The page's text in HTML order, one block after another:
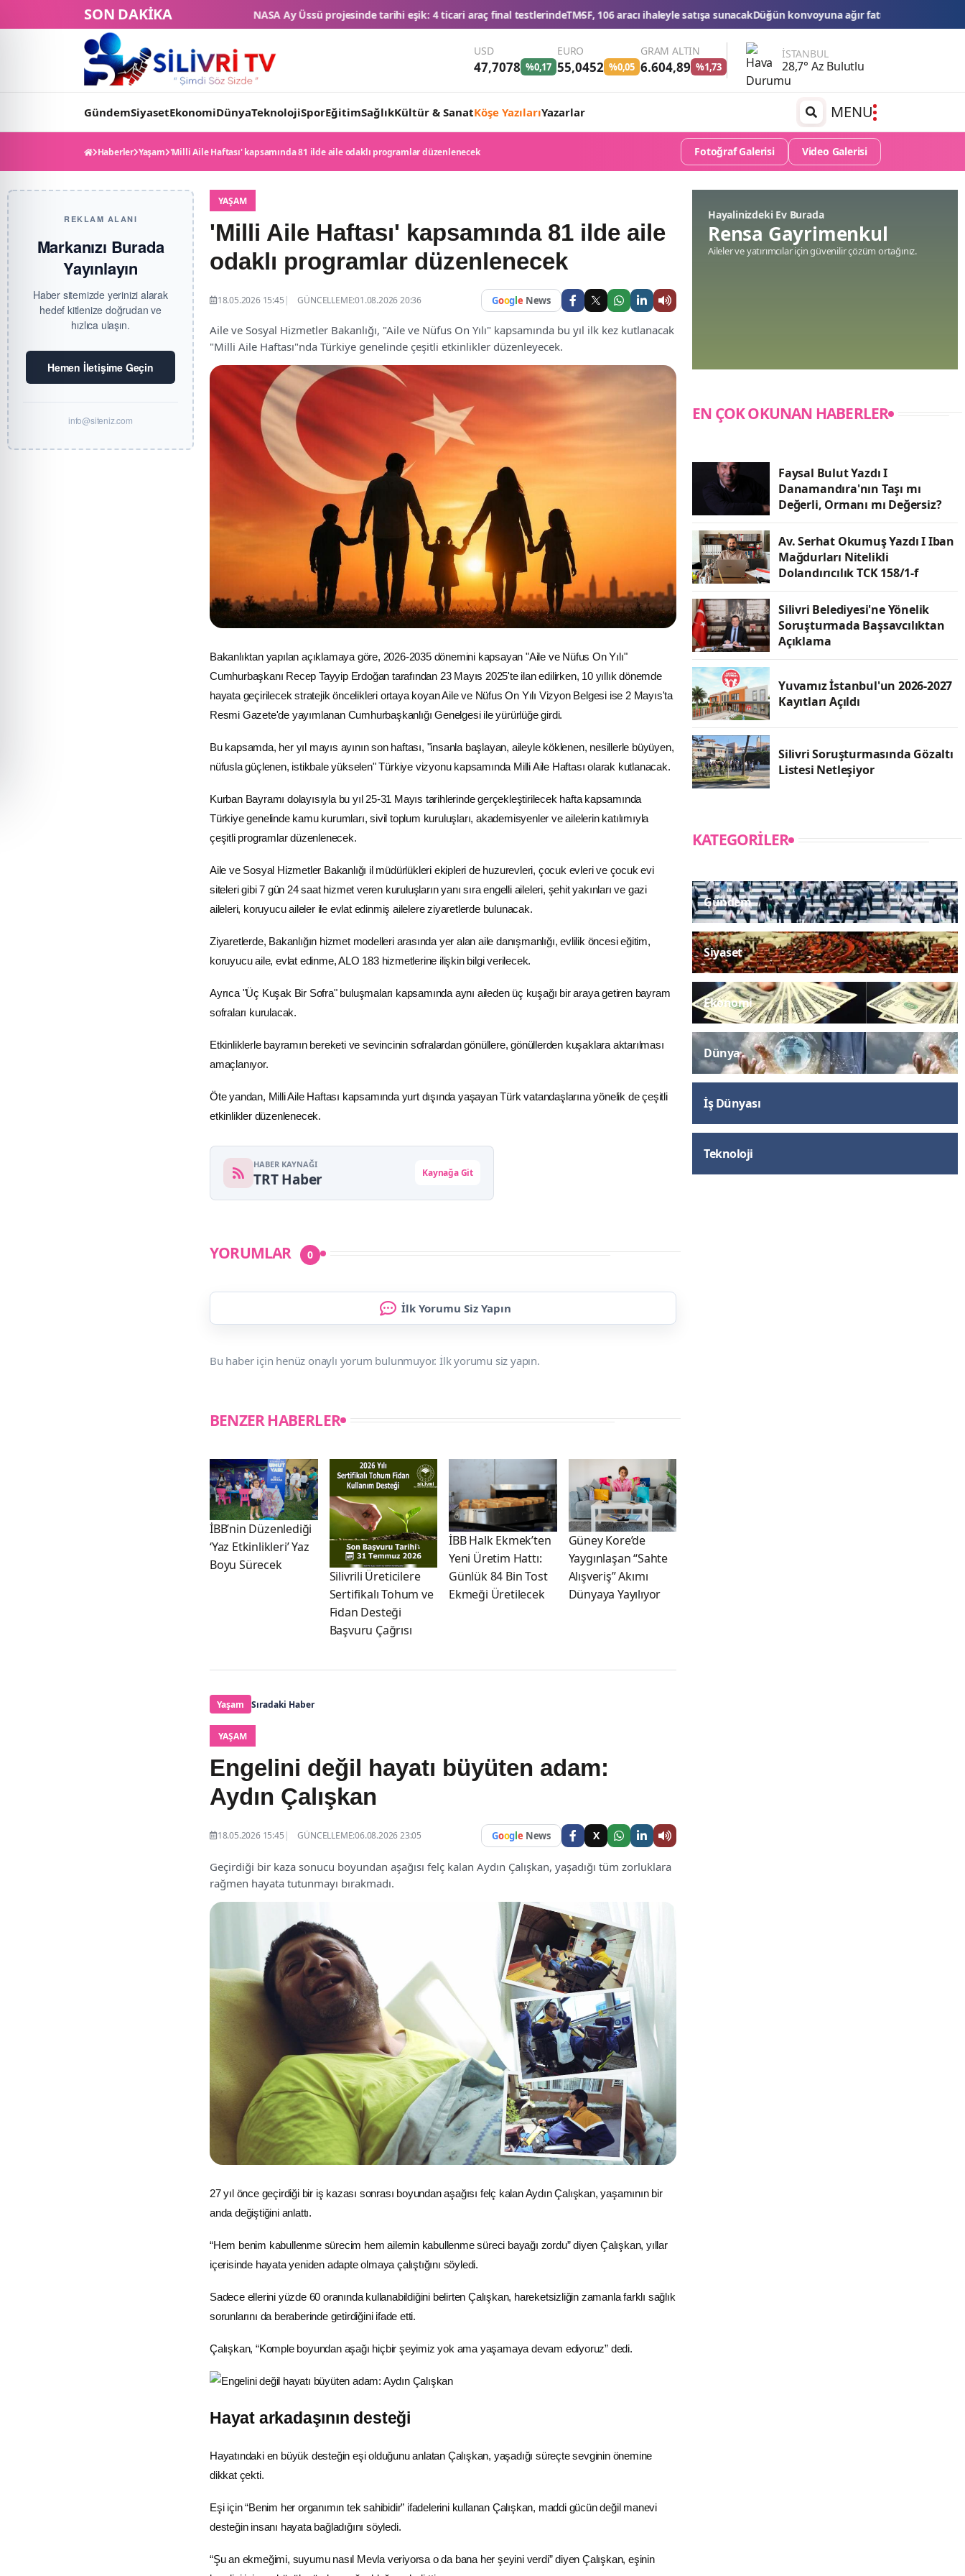
SON DAKİKA
NASA Ay Üssü projesinde tarihi eşik: 4 ticari araç final testlerindeTMSF, 106 aracı ihaleyle satışa sunacakDüğün konvoyuna ağır fatura: 540 bin lira ceza, 6 araç trafikten men
USD
47,7078 %0,17
EURO
55,0452 %0,05
GRAM ALTIN
6.604,89 %1,73
İSTANBUL
28,7° Az Bulutlu
GündemSiyasetEkonomiDünyaTeknolojiSporEğitimSağlıkKültür & SanatKöşe YazılarıYazarlar MENU
Haberler Yaşam 'Milli Aile Haftası' kapsamında 81 ilde aile odaklı programlar düzenlenecek Fotoğraf Galerisi Video Galerisi
REKLAM ALANI
Markanızı Burada
Yayınlayın
Haber sitemizde yerinizi alarak
hedef kitlenize doğrudan ve
hızlıca ulaşın.
Hemen İletişime Geçin
info@siteniz.com
YAŞAM
'Milli Aile Haftası' kapsamında 81 ilde aile
odaklı programlar düzenlenecek
18.05.2026 15:45 GÜNCELLEME:01.08.2026 20:36 Google News
Aile ve Sosyal Hizmetler Bakanlığı, "Aile ve Nüfus On Yılı" kapsamında bu yıl ilk kez kutlanacak
"Milli Aile Haftası"nda Türkiye genelinde çeşitli etkinlikler düzenleyecek.
Bakanlıktan yapılan açıklamaya göre, 2026-2035 dönemini kapsayan "Aile ve Nüfus On Yılı"
Cumhurbaşkanı Recep Tayyip Erdoğan tarafından 23 Mayıs 2025'te ilan edilirken, 10 yıllık dönemde
hayata geçirilecek stratejik öncelikleri ortaya koyanAileve Nüfus On Yılı Vizyon Belgesi ise 2 Mayıs'ta
Resmi Gazete'de yayımlanan Cumhurbaşkanlığı Genelgesi ile yürürlüğe girdi.
Bu kapsamda, her yıl mayıs ayının son haftası, "insanla başlayan, aileyle köklenen, nesillerle büyüyen,
nüfusla güçlenen, istikbale yükselen" Türkiye vizyonu kapsamında Milli Aile Haftası olarak kutlanacak.
Kurban Bayramı dolayısıyla bu yıl 25-31 Mayıs tarihlerinde gerçekleştirilecek hafta kapsamında
Türkiye genelinde kamu kurumları, sivil toplum kuruluşları, akademisyenler ve ailelerin katılımıyla
çeşitli programlar düzenlenecek.
Aile ve Sosyal Hizmetler Bakanlığı il müdürlükleri ekipleri de huzurevleri, çocuk evleri ve çocuk evi
siteleri gibi 7 gün 24 saat hizmet veren kuruluşların yanı sıraengelliaileleri, şehit yakınları ve gazi
aileleri, koruyucu aileler ile evlat edinmiş ailelere ziyaretlerde bulunacak.
Ziyaretlerde, Bakanlığın hizmet modelleri arasında yer alan aile danışmanlığı,evlilik öncesi eğitim,
koruyucu aile, evlat edinme, ALO 183 hizmetlerine ilişkin bilgi verilecek.
Ayrıca "Üç Kuşak Bir Sofra" buluşmaları kapsamında aynı aileden üç kuşağı bir araya getiren bayram
sofraları kurulacak.
Etkinliklerle bayramın bereketi ve sevincinin sofralardan gönüllere, gönüllerden kuşaklara aktarılması
amaçlanıyor.
Öte yandan, Milli Aile Haftası kapsamında yurt dışında yaşayan Türk vatandaşlarına yönelik de çeşitli
etkinlikler düzenlenecek.
HABER KAYNAĞI
TRT Haber Kaynağa Git
YORUMLAR 0
İlk Yorumu Siz Yapın
Bu haber için henüz onaylı yorum bulunmuyor. İlk yorumu siz yapın.
BENZER HABERLER
İBB’nin Düzenlediği
‘Yaz Etkinlikleri’ Yaz
Boyu Sürecek
Silivrili Üreticilere
Sertifikalı Tohum ve
Fidan Desteği
Başvuru Çağrısı
İBB Halk Ekmek’ten
Yeni Üretim Hattı:
Günlük 84 Bin Tost
Ekmeği Üretilecek
Güney Kore’de
Yaygınlaşan “Sahte
Alışveriş” Akımı
Dünyaya Yayılıyor
Yaşam Sıradaki Haber
YAŞAM
Engelini değil hayatı büyüten adam:
Aydın Çalışkan
18.05.2026 15:45 GÜNCELLEME:06.08.2026 23:05 Goog e News X
Geçirdiği bir kaza sonucu boyundan aşağısı felç kalan Aydın Çalışkan, yaşadığı tüm zorluklara
rağmen hayata tutunmayı bırakmadı.
27 yıl önce geçirdiği bir iş kazası sonrası boyundan aşağısı felç kalan Aydın Çalışkan, yaşamının bir
anda değiştiğini anlattı.
“Hem benim kabullenme sürecim hem ailemin kabullenme süreci bayağı zordu” diyen Çalışkan, yıllar
içerisinde hayata yeniden adapte olmaya çalıştığını söyledi.
Sadece ellerini yüzde 60 oranında kullanabildiğini belirten Çalışkan, hareketsizliğin zamanla farklı sağlık
sorunlarını da beraberinde getirdiğini ifade etti.
Çalışkan, “Komple boyundan aşağı hiçbir şeyimiz yok ama yaşamaya devam ediyoruz” dedi.
Hayat arkadaşının desteği
Hayatındaki en büyük desteğin eşi olduğunu anlatan Çalışkan, yaşadığı süreçte sevginin önemine
dikkat çekti.
Eşi için “Benim her organımın tek sahibidir” ifadelerini kullanan Çalışkan, maddi gücün değil manevi
desteğin insanı hayata bağladığını söyledi.
“Şu an ekmeğimi, suyumu nasıl Mevla veriyorsa o da bana her şeyini verdi” diyen Çalışkan, eşinin
Hayalinizdeki Ev Burada
Rensa Gayrimenkul
Aileler ve yatırımcılar için güvenilir çözüm ortağınız.
EN ÇOK OKUNAN HABERLER
Faysal Bulut Yazdı I
Danamandıra'nın Taşı mı
Değerli, Ormanı mı Değersiz?
Av. Serhat Okumuş Yazdı I Iban
Mağdurları Nitelikli
Dolandırıcılık TCK 158/1-f
Silivri Belediyesi'ne Yönelik
Soruşturmada Başsavcılıktan
Açıklama
Yuvamız İstanbul'un 2026-2027
Kayıtları Açıldı
Silivri Soruşturmasında Gözaltı
Listesi Netleşiyor
KATEGORILER
Gündem
Siyaset
Ekonomi
Dünya
İş Dünyası
Teknoloji